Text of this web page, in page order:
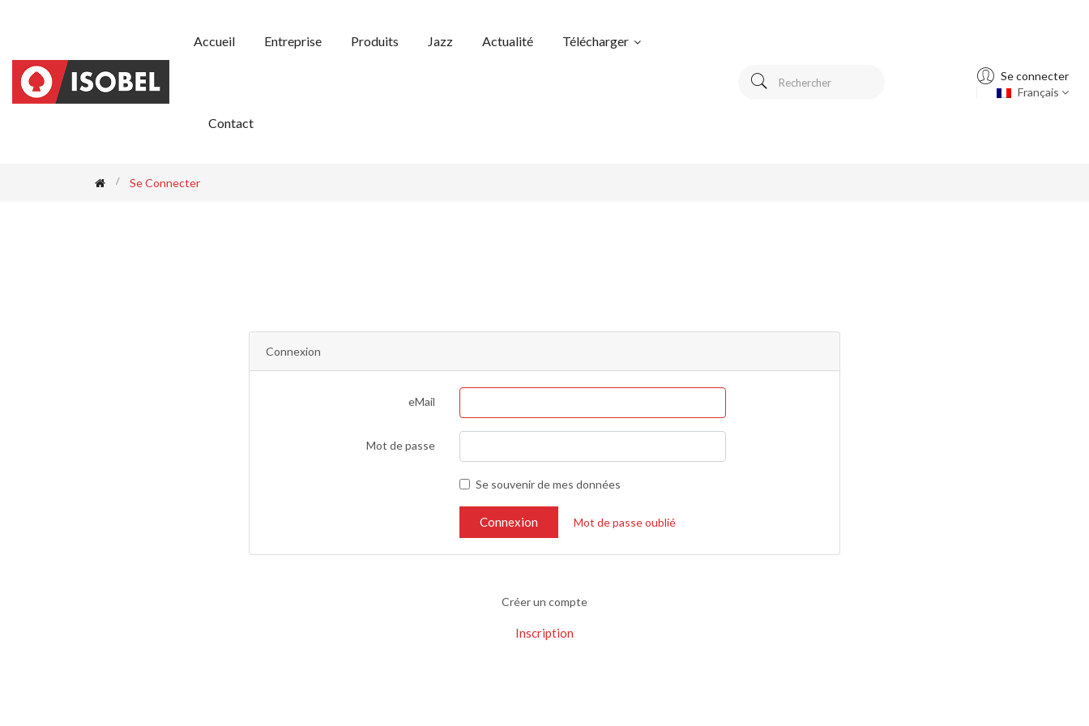
Accueil Entreprise Produits Jazz Actualité Télécharger
Contact
Se connecter
Français
Se Connecter
Connexion
eMail
Mot de passe
Se souvenir de mes données
Connexion Mot de passe oublié
Créer un compte
Inscription